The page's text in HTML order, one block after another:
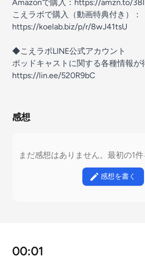
Amazonで購入：https://amzn.to/
こえラボで購入（動画特典付き）：
https://koelab.biz/p/r/8wJ41tsU
◆こえラボLINE公式アカウント
ポッドキャストに関する各種情報が
https://lin.ee/520R9bC
感想
まだ感想はありません。最初の1件
感想を書く
00:01